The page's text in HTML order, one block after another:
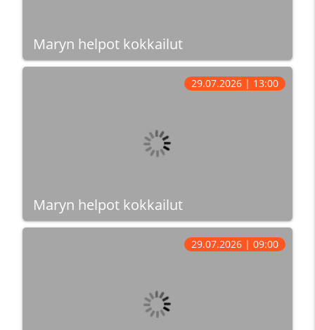
Maryn helpot kokkailut
Maryn helpot kokkailut
29.07.2026 | 13:00
29.07.2026 | 09:00